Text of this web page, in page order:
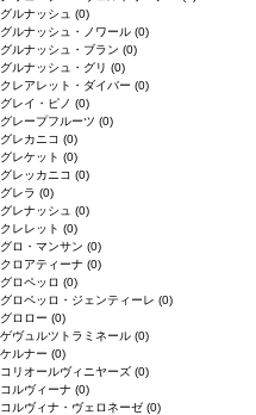
グルナッシュ (0)
グルナッシュ・ノワール (0)
グルナッシュ・ブラン (0)
グルナッシュ・グリ (0)
クレアレット・ダイバー (0)
グレイ・ピノ (0)
グレープフルーツ (0)
グレカニコ (0)
グレケット (0)
グレッカニコ (0)
グレラ (0)
グレナッシュ (0)
クレレット (0)
グロ・マンサン (0)
クロアティーナ (0)
グロペッロ (0)
グロペッロ・ジェンティーレ (0)
グロロー (0)
ゲヴュルツトラミネール (0)
ケルナー (0)
コリオールヴィニヤーズ (0)
コルヴィーナ (0)
コルヴィナ・ヴェロネーゼ (0)